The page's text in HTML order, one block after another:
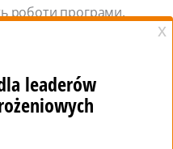
роботи програми.